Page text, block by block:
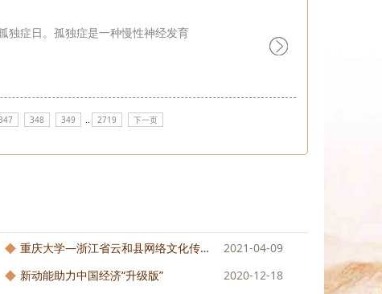
症日。孤独症是一种慢性神经发育
348 349 .. 2719 下一页
重庆大学—浙江省云和县网络文化传播专...
2021-04-09
新动能助力中国经济“升级版” 2020-12-18